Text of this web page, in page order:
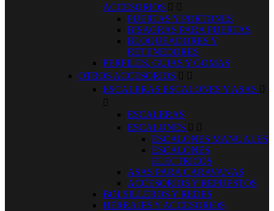
ACCESORIOS  
PUERTAS Y PORTONES
BISAGRAS PARA PUERTAS
BLOQUEADORES Y
RETENEDORES
PERFILES, GUIAS Y GOMAS
OTROS ACCESORIOS  
ESCALERAS ESCALONES Y ASAS 

ESCALERAS
ESCALONES  
ESCALONES MANUALES
ESCALONES
ELECTRICOS
ASAS PARA CARAVANAS
ACCESORIOS Y REPUESTOS
BOLSILLEROS Y REDES
HERRAJES Y ACCESORIOS